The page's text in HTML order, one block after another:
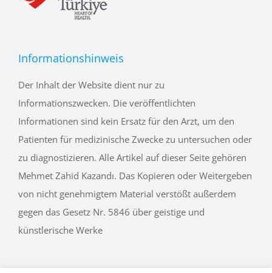
Informationshinweis
Der Inhalt der Website dient nur zu
Informationszwecken. Die veröffentlichten
Informationen sind kein Ersatz für den Arzt, um den
Patienten für medizinische Zwecke zu untersuchen oder
zu diagnostizieren. Alle Artikel auf dieser Seite gehören
Mehmet Zahid Kazandı. Das Kopieren oder Weitergeben
von nicht genehmigtem Material verstößt außerdem
gegen das Gesetz Nr. 5846 über geistige und
künstlerische Werke